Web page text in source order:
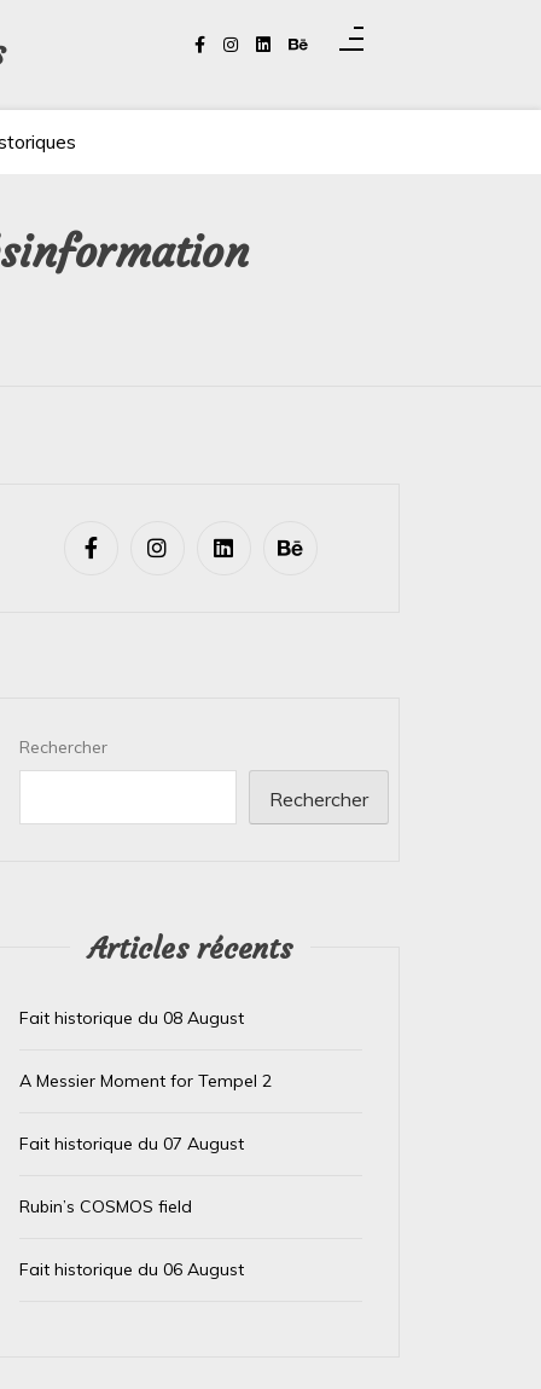
Rechercher
Rechercher
Articles récents
Fait historique du 08 August
A Messier Moment for Tempel 2
Fait historique du 07 August
Rubin’s COSMOS field
Fait historique du 06 August